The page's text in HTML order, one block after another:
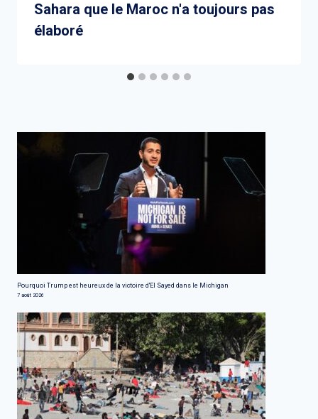
Sahara que le Maroc n'a toujours pas
élaboré
Pourquoi Trump est heureux de la victoire d'El Sayed dans le Michigan
7 août 2026